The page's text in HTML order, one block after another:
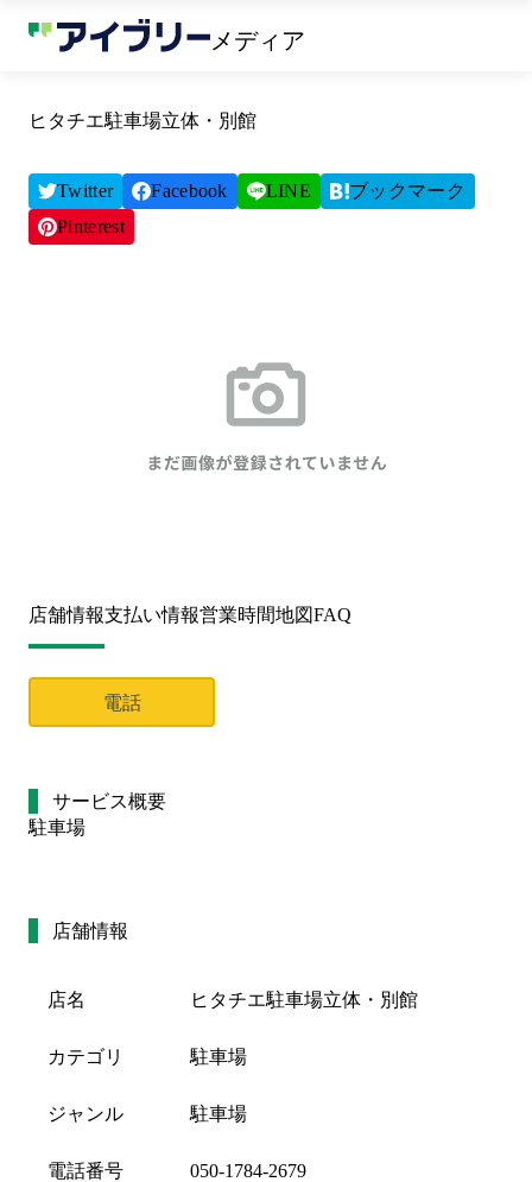
メディア
ヒタチエ駐車場立体・別館
Twitter Facebook LINE
ブックマーク
Pinterest
店舗情報支払い情報営業時間地図FAQ
電話
サービス概要
駐車場
店舗情報
店名 ヒタチエ駐車場立体・別館
カテゴリ 駐車場
ジャンル 駐車場
電話番号 050-1784-2679